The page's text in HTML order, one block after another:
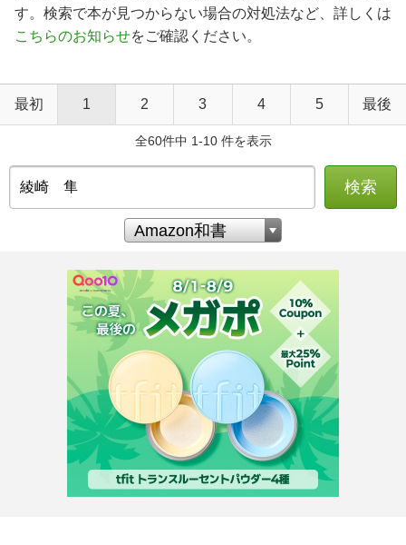
す。検索で本が見つからない場合の対処法など、詳しくは
こちらのお知らせをご確認ください。
最初 1 2 3 4 5 最後
全60件中 1-10 件を表示
検索